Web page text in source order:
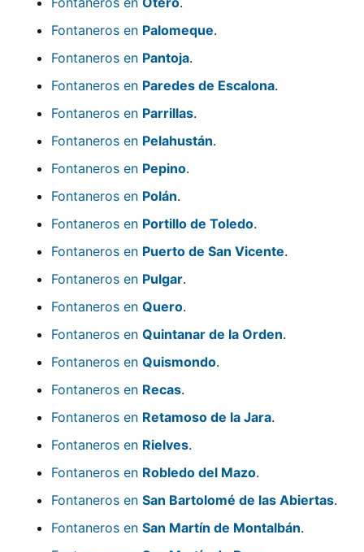
Fontaneros en Palomeque.
Fontaneros en Pantoja.
Fontaneros en Paredes de Escalona.
Fontaneros en Parrillas.
Fontaneros en Pelahustán.
Fontaneros en Pepino.
Fontaneros en Polán.
Fontaneros en Portillo de Toledo.
Fontaneros en Puerto de San Vicente.
Fontaneros en Pulgar.
Fontaneros en Quero.
Fontaneros en Quintanar de la Orden.
Fontaneros en Quismondo.
Fontaneros en Recas.
Fontaneros en Retamoso de la Jara.
Fontaneros en Rielves.
Fontaneros en Robledo del Mazo.
Fontaneros en San Bartolomé de las Abiertas.
Fontaneros en San Martín de Montalbán.